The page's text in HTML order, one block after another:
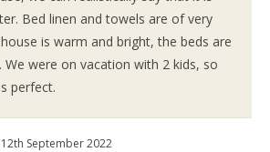
Bed linen and towels are of very
is warm and bright, the beds are
were on vacation with 2 kids, so
perfect.
September 2022